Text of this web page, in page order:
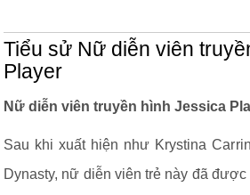
Tiểu sử Nữ diễn viên
Player
Nữ diễn viên truyền hình Jessica
Sau khi xuất hiện như Krystina
Dynasty, nữ diễn viên trẻ này đã